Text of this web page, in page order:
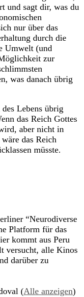
und sagt dir, was du
nur über das
durch die
Umwelt (und
zur
was danach übrig
Lebens übrig
das Reich Gottes
aber nicht in
das Reich
müsste.
“Neurodiverse
Platform für das
kommt aus Peru
versucht, alle Kinos
darüber zu
(Alle anzeigen)